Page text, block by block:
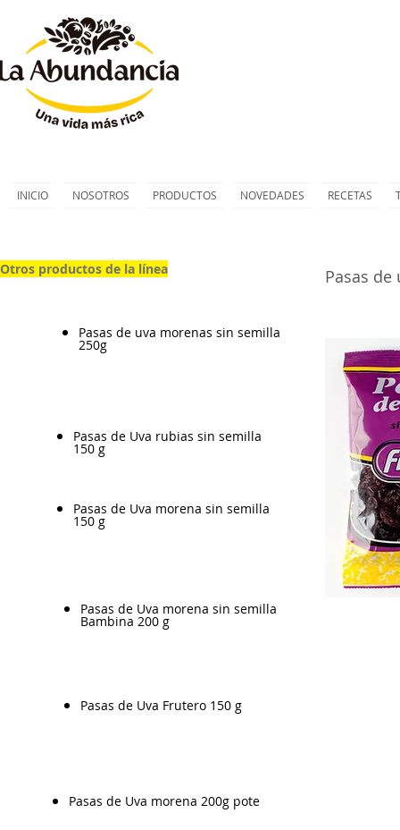
INICIO NOSOTROS PRODUCTOS NOVEDADES RECETAS
Pasas de
Otros productos de la línea
Pasas de uva morenas sin semilla
250g
Pasas de Uva rubias sin semilla
150 g
Pasas de Uva morena sin semilla
150 g
Pasas de Uva morena sin semilla
Bambina 200 g
Pasas de Uva Frutero 150 g
Pasas de Uva morena 200g pote